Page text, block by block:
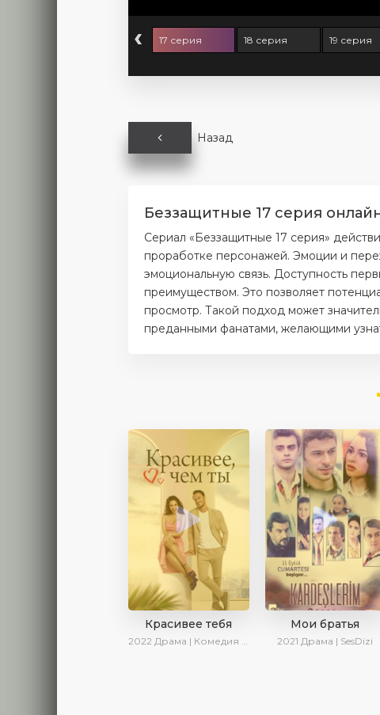
‹ 17 серия 18 серия 19 серия
Назад
Беззащитные 17 серия
Сериал «Беззащитные 17 серия»
проработке персонажей. Эмоции и
эмоциональную связь. Доступность
преимуществом. Это позволяет
просмотр. Такой подход может
преданными фанатами, желающими
Красивее тебя
2022 Драма | Комедия | SesDizi | AveTurk | Turok1990
Мои братья
2021 Драма | SesDizi